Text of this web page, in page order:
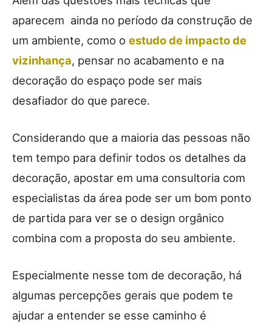
aparecem ainda no período da construção de
um ambiente, como o estudo de impacto de
vizinhança, pensar no acabamento e na
decoração do espaço pode ser mais
desafiador do que parece.
Considerando que a maioria das pessoas não
tem tempo para definir todos os detalhes da
decoração, apostar em uma consultoria com
especialistas da área pode ser um bom ponto
de partida para ver se o design orgânico
combina com a proposta do seu ambiente.
Especialmente nesse tom de decoração, há
algumas percepções gerais que podem te
ajudar a entender se esse caminho é